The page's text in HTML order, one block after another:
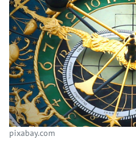
pixabay.com